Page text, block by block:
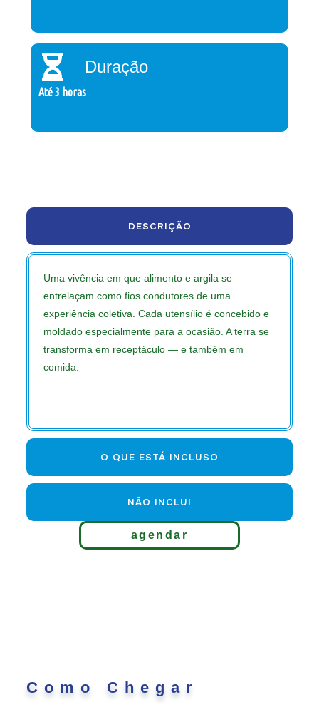
Duração
Até 3 horas
DESCRIÇÃO
O QUE ESTÁ INCLUSO
NÃO INCLUI
Uma vivência em que alimento e argila se
entrelaçam como fios condutores de uma
experiência coletiva. Cada utensílio é concebido e
moldado especialmente para a ocasião. A terra se
transforma em receptáculo — e também em
comida.
agendar
Como Chegar